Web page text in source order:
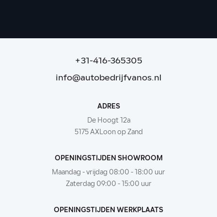
+31-416-365305
info@autobedrijfvanos.nl
ADRES
De Hoogt 12a
5175 AXLoon op Zand
OPENINGSTIJDEN SHOWROOM
Maandag - vrijdag 08:00 - 18:00 uur
Zaterdag 09:00 - 15:00 uur
OPENINGSTIJDEN WERKPLAATS